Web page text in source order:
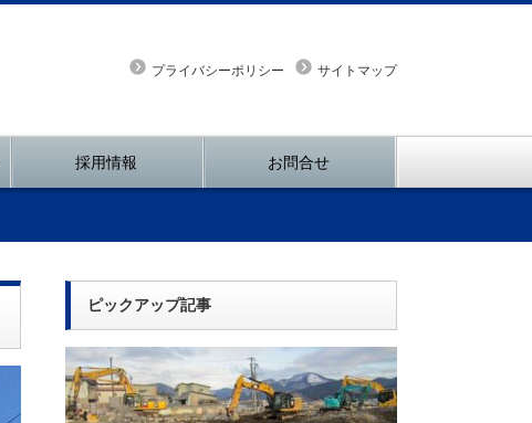
プライバシーポリシー サイトマップ
採用情報 お問合せ
ピックアップ記事